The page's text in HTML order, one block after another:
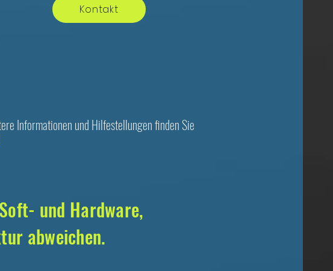
Kontakt
Informationen und Hilfestellungen finden Sie
und Hardware,
abweichen.